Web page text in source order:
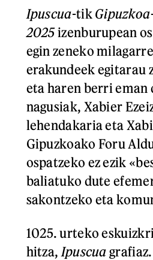
Ipuscua-tik Gipuzkoa
2025izenburupean
egin zeneko
erakundeek egitarau
eta haren berri eman
nagusiak, Xabier
lehendakaria eta
Gipuzkoako Foru
ospatzeko ez ezik
baliatuko dute
sakontzeko eta
1025. urteko
hitza, Ipuscua